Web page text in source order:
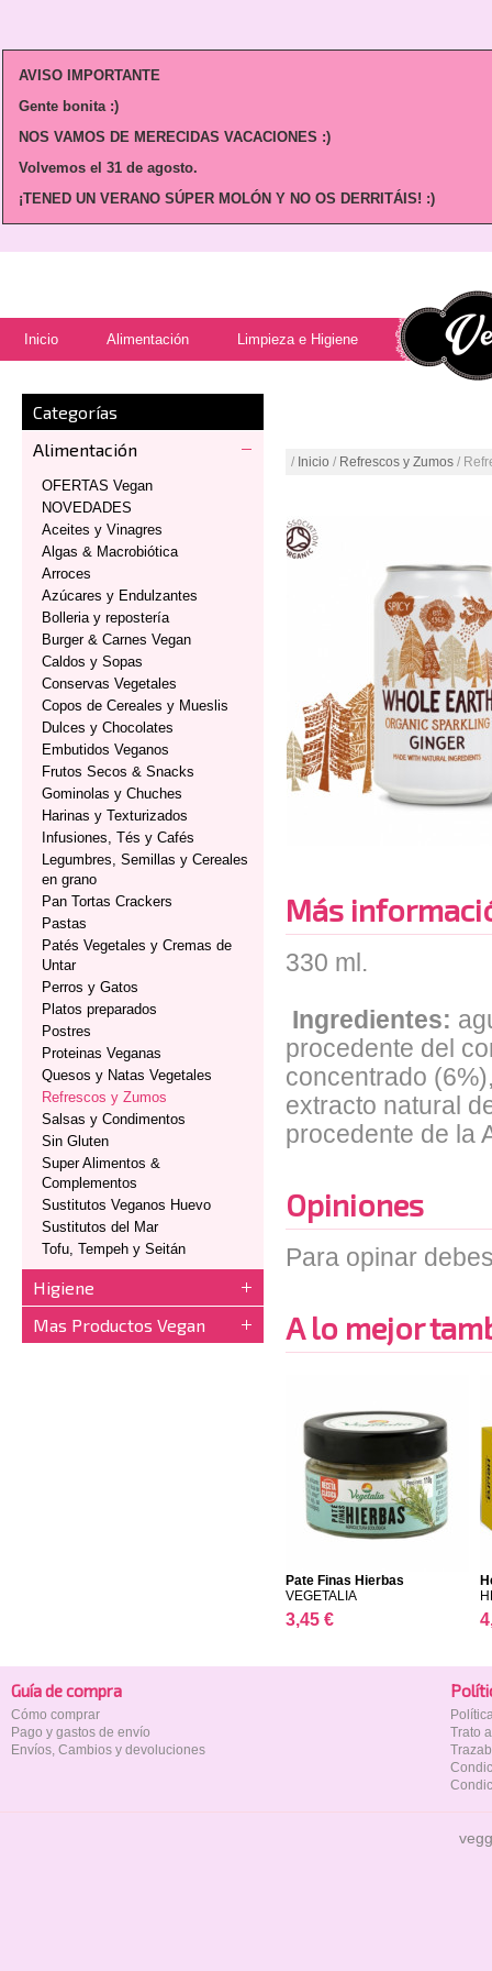
AVISO IMPORTANTE
Gente bonita :)
NOS VAMOS DE MERECIDAS VACACIONES :)
Volvemos el 31 de agosto.
¡TENED UN VERANO SÚPER MOLÓN Y NO OS DERRITÁIS! :)
Inicio Alimentación Limpieza e Higiene
Categorías
Alimentación
OFERTAS Vegan
NOVEDADES
Aceites y Vinagres
Algas & Macrobiótica
Arroces
Azúcares y Endulzantes
Bolleria y repostería
Burger & Carnes Vegan
Caldos y Sopas
Conservas Vegetales
Copos de Cereales y Mueslis
Dulces y Chocolates
Embutidos Veganos
Frutos Secos & Snacks
Gominolas y Chuches
Harinas y Texturizados
Infusiones, Tés y Cafés
Legumbres, Semillas y Cereales
en grano
Pan Tortas Crackers
Pastas
Patés Vegetales y Cremas de
Untar
Perros y Gatos
Platos preparados
Postres
Proteinas Veganas
Quesos y Natas Vegetales
Refrescos y Zumos
Salsas y Condimentos
Sin Gluten
Super Alimentos &
Complementos
Sustitutos Veganos Huevo
Sustitutos del Mar
Tofu, Tempeh y Seitán
Higiene
Mas Productos Vegan
/ Inicio / Refrescos y Zumos /
Más
330 ml.
Ingredientes:
procedente del
concentrado
extracto natural
procedente de la
Opiniones
Para opinar
A lo mejor
Pate Finas Hierbas
VEGETALIA
3,45 €
Guía de compra
Cómo comprar
Pago y gastos de envío
Envíos, Cambios y devoluciones
Trato